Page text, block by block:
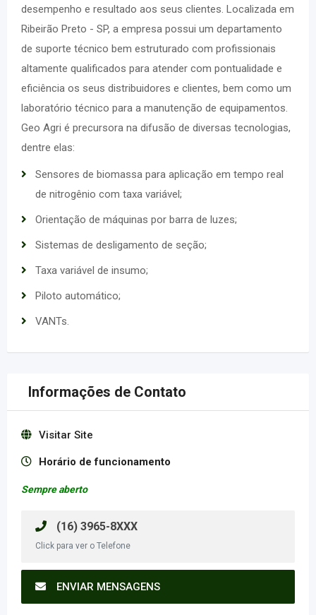
desempenho e resultado aos seus clientes. Localizada em
Ribeirão Preto - SP, a empresa possui um departamento
de suporte técnico bem estruturado com profissionais
altamente qualificados para atender com pontualidade e
eficiência os seus distribuidores e clientes, bem como um
laboratório técnico para a manutenção de equipamentos.
Geo Agri é precursora na difusão de diversas tecnologias,
dentre elas:
Sensores de biomassa para aplicação em tempo real
de nitrogênio com taxa variável;
Orientação de máquinas por barra de luzes;
Sistemas de desligamento de seção;
Taxa variável de insumo;
Piloto automático;
VANTs.
Informações de Contato
Visitar Site
Horário de funcionamento
Sempre aberto
(16) 3965-8XXX
Click para ver o Telefone
ENVIAR MENSAGENS